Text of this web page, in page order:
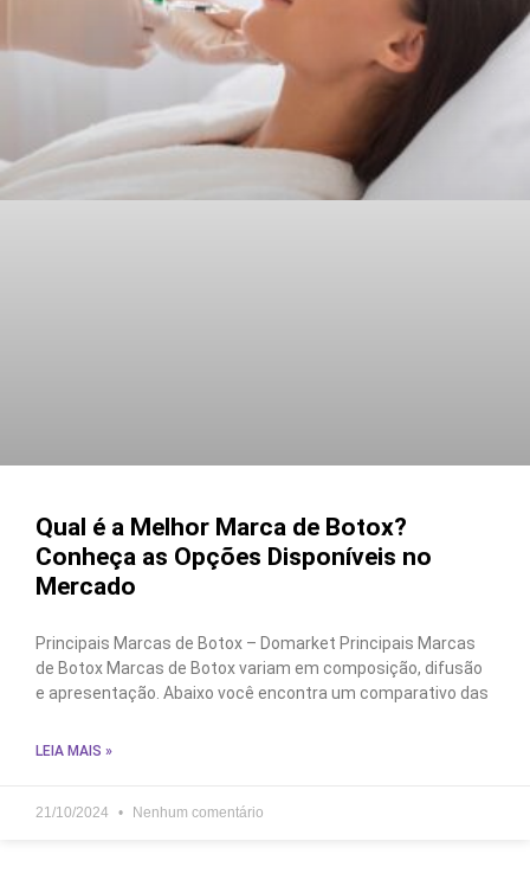
Qual é a Melhor Marca de Botox?
Conheça as Opções Disponíveis no
Mercado
Principais Marcas de Botox – Domarket Principais Marcas
de Botox Marcas de Botox variam em composição, difusão
e apresentação. Abaixo você encontra um comparativo das
LEIA MAIS »
21/10/2024 Nenhum comentário